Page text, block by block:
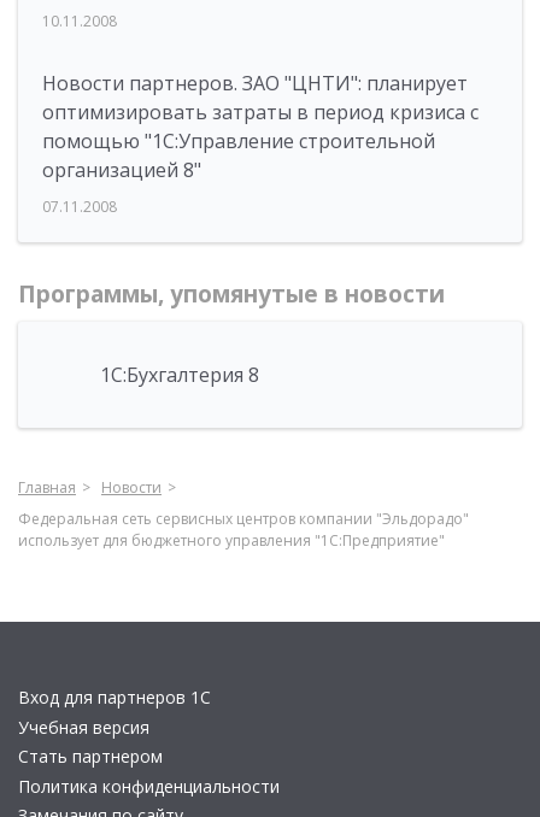
10.11.2008
Новости партнеров. ЗАО "ЦНТИ": планирует
оптимизировать затраты в период кризиса с
помощью "1С:Управление строительной
организацией 8"
07.11.2008
Программы, упомянутые в новости
1С:Бухгалтерия 8
Главная
Новости
Федеральная сеть сервисных центров компании "Эльдорадо"
использует для бюджетного управления "1С:Предприятие"
Вход для партнеров 1С
Учебная версия
Стать партнером
Политика конфиденциальности